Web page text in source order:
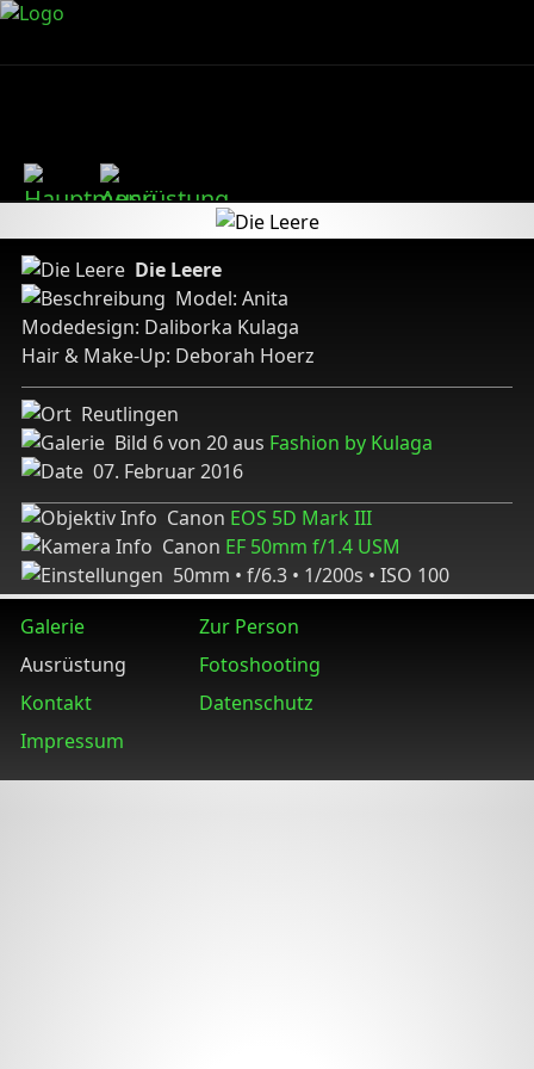
Die Leere
Model: Anita
Modedesign: Daliborka Kulaga
Hair & Make-Up: Deborah Hoerz
Reutlingen
Bild 6 von 20 aus Fashion by Kulaga
07. Februar 2016
Canon EOS 5D Mark III
Canon EF 50mm f/1.4 USM
50mm • f/6.3 • 1/200s • ISO 100
Galerie
Zur Person
Ausrüstung
Fotoshooting
Kontakt
Datenschutz
Impressum